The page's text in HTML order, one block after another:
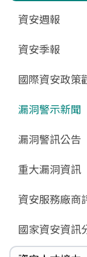
更新消息
GCB說明
GCB部署
GCB終止
申請作業
數位影片
FAQ
相關文件
相關文件
驗證進度
資安週報
資安季報
國際資安政策
漏洞警示新聞
漏洞警訊公告
重大漏洞資訊
MSHTML
Log4shell
資安服務廠商
國家資安資訊